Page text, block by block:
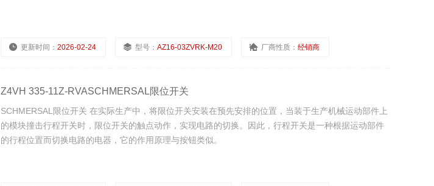
更新时间： 2026-02-24 型号： AZ16-03ZVRK-M20 厂商性质： 经销商
Z4VH 335-11Z-RVASCHMERSAL限位开关
SCHMERSAL限位开关 在实际生产中，将限位开关安装在预先安排的位置，当装于生产机械运动部件上
的模块撞击行程开关时，限位开关的触点动作，实现电路的切换。因此，行程开关是一种根据运动部件
的行程位置而切换电路的电器，它的作用原理与按钮类似。